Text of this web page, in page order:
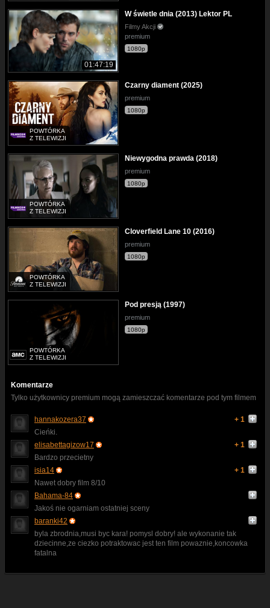
01:47:19
W świetle dnia (2013) Lektor PL
Filmy Akcji
premium
1080p
POWTÓRKA
Z TELEWIZJI
Czarny diament (2025)
premium
1080p
POWTÓRKA
Z TELEWIZJI
Niewygodna prawda (2018)
premium
1080p
POWTÓRKA
Z TELEWIZJI
Cloverfield Lane 10 (2016)
premium
1080p
POWTÓRKA
Z TELEWIZJI
Pod presją (1997)
premium
1080p
Komentarze
Tylko użytkownicy premium mogą zamieszczać komentarze pod tym filmem
hannakozera37
+ 1
Cieńki.
elisabettagizow17
+ 1
Bardzo przecietny
isia14
+ 1
Nawet dobry film 8/10
Bahama-84
Jakoś nie ogarniam ostatniej sceny
baranki42
byla zbrodnia,musi byc kara! pomysl dobry! ale wykonanie tak
dziecinne,ze ciezko potraktowac jest ten film powaznie,koncowka
fatalna